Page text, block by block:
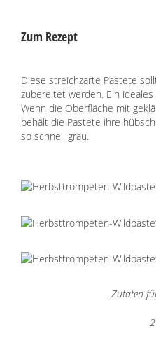
Zum Rezept
Diese streichzarte Pastete
zubereitet werden. Ein ideales
Wenn die Oberfläche mit
behält die Pastete ihre
so schnell grau.
Zutaten